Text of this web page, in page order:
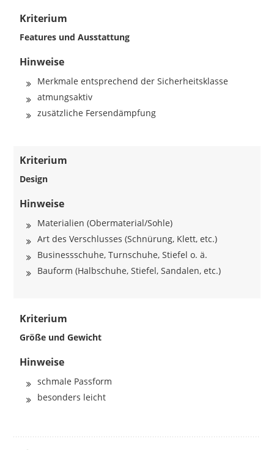
Kriterium
Features und Ausstattung
Hinweise
Merkmale entsprechend der Sicherheitsklasse
atmungsaktiv
zusätzliche Fersendämpfung
Kriterium
Design
Hinweise
Materialien (Obermaterial/Sohle)
Art des Verschlusses (Schnürung, Klett, etc.)
Businessschuhe, Turnschuhe, Stiefel o. ä.
Bauform (Halbschuhe, Stiefel, Sandalen, etc.)
Kriterium
Größe und Gewicht
Hinweise
schmale Passform
besonders leicht